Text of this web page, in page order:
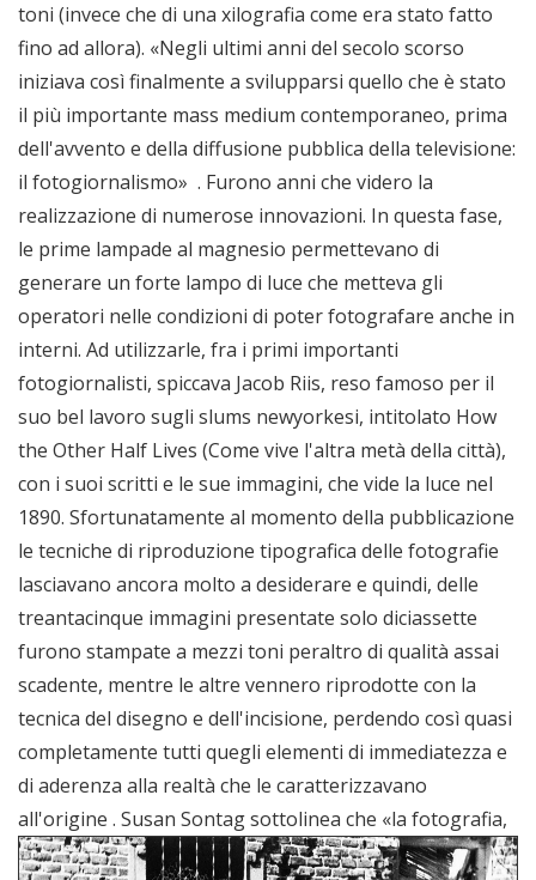
toni (invece che di una xilografia come era stato fatto
fino ad allora). «Negli ultimi anni del secolo scorso
iniziava così finalmente a svilupparsi quello che è stato
il più importante mass medium contemporaneo, prima
dell'avvento e della diffusione pubblica della televisione:
il fotogiornalismo» . Furono anni che videro la
realizzazione di numerose innovazioni. In questa fase,
le prime lampade al magnesio permettevano di
generare un forte lampo di luce che metteva gli
operatori nelle condizioni di poter fotografare anche in
interni. Ad utilizzarle, fra i primi importanti
fotogiornalisti, spiccava Jacob Riis, reso famoso per il
suo bel lavoro sugli slums newyorkesi, intitolato How
the Other Half Lives (Come vive l'altra metà della città),
con i suoi scritti e le sue immagini, che vide la luce nel
1890. Sfortunatamente al momento della pubblicazione
le tecniche di riproduzione tipografica delle fotografie
lasciavano ancora molto a desiderare e quindi, delle
treantacinque immagini presentate solo diciassette
furono stampate a mezzi toni peraltro di qualità assai
scadente, mentre le altre vennero riprodotte con la
tecnica del disegno e dell'incisione, perdendo così quasi
completamente tutti quegli elementi di immediatezza e
di aderenza alla realtà che le caratterizzavano
all'origine . Susan Sontag sottolinea che «la fotografia,